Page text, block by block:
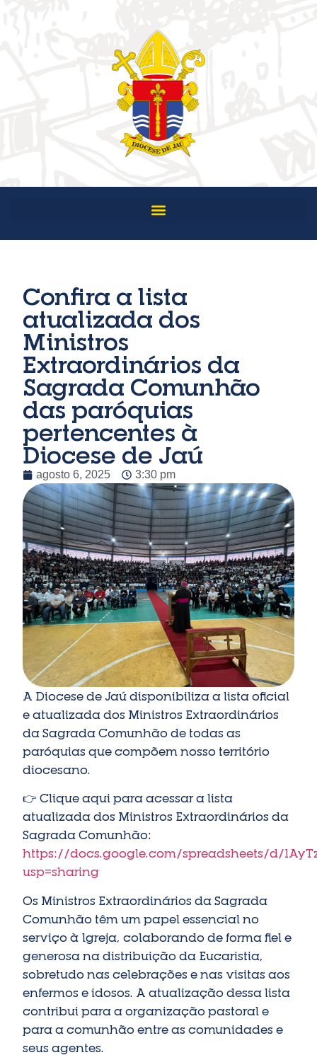
Confira a lista
atualizada dos
Ministros
Extraordinários da
Sagrada Comunhão
das paróquias
pertencentes à
Diocese de Jaú
agosto 6, 2025 3:30 pm
A Diocese de Jaú disponibiliza a lista oficial
e atualizada dos Ministros Extraordinários
da Sagrada Comunhão de todas as
paróquias que compõem nosso território
diocesano.
👉 Clique aqui para acessar a lista
atualizada dos Ministros Extraordinários da
Sagrada Comunhão:
https://docs.google.com/spreadsheets/d/
usp=sharing
Os Ministros Extraordinários da Sagrada
Comunhão têm um papel essencial no
serviço à Igreja, colaborando de forma fiel e
generosa na distribuição da Eucaristia,
sobretudo nas celebrações e nas visitas aos
enfermos e idosos. A atualização dessa lista
contribui para a organização pastoral e
para a comunhão entre as comunidades e
seus agentes.